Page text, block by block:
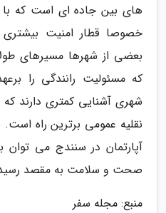
های بین جاده ای است که با
خصوصا قطار امنیت بیشتری
بعضی از شهرها مسیرهای
که مسئولیت رانندگی را
شهری آشنایی کمتری دارند
نقلیه عمومی برترین راه است.
آپارتمان در سنندج می توان
صحت و سلامت به مقصد
منبع: مجله سفر